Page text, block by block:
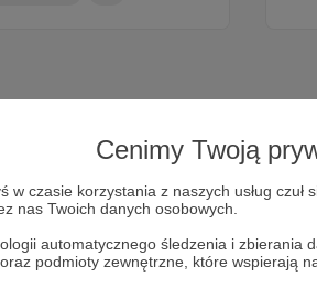
Cenimy Twoją
w czasie korzystania z naszych usług
nas Twoich danych osobowych.
automatycznego śledzenia i zbierania
podmioty zewnętrzne, które wspierają